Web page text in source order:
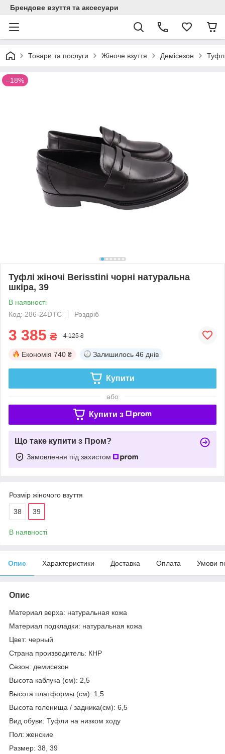
Брендове взуття та аксесуари
Товари та послуги Жіноче взуття Демісезон
–18%
Туфлі жіночі Berisstini чорні натуральна
шкіра, 39
В наявності
Код: 286-24DTC
Роздріб
3 385 ₴ 4 125 ₴
Економія 740 ₴ Залишилось 46 днів
Купити
або
Купити з
Що таке купити з Пром?
Замовлення під захистом
Розмір жіночого взуття
38 39
В наявності
Опис Характеристики Доставка Оплата Умови
Опис
Материал верха: натуральная кожа
Материал подкладки: натуральная кожа
Цвет: черный
Страна производитель: КНР
Сезон: демисезон
Высота каблука (см): 2,5
Высота платформы (см): 1,5
Высота голенища / задника(см): 6,5
Вид обуви: Туфли на низком ходу
Пол: женские
Размер: 38, 39